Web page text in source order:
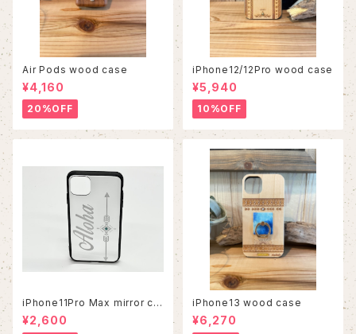
Air Pods wood case
¥4,160
20%OFF
iPhone12/12Pro wood case
¥5,940
10%OFF
iPhone11Pro Max mirror ca
se
¥2,600
iPhone13 wood case
¥6,270